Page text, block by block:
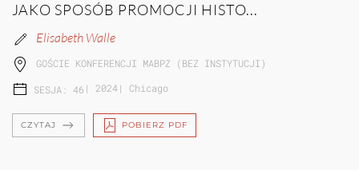
JAKO SPOSÓB PROMOCJI HISTO...
Elisabeth Walle
GOŚCIE KONFERENCJI MABPZ (BEZ INSTYTUCJI)
SESJA: 46 | 2024| Chicago
CZYTAJ POBIERZ PDF